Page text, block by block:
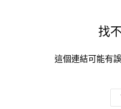
找
這個連結可能有